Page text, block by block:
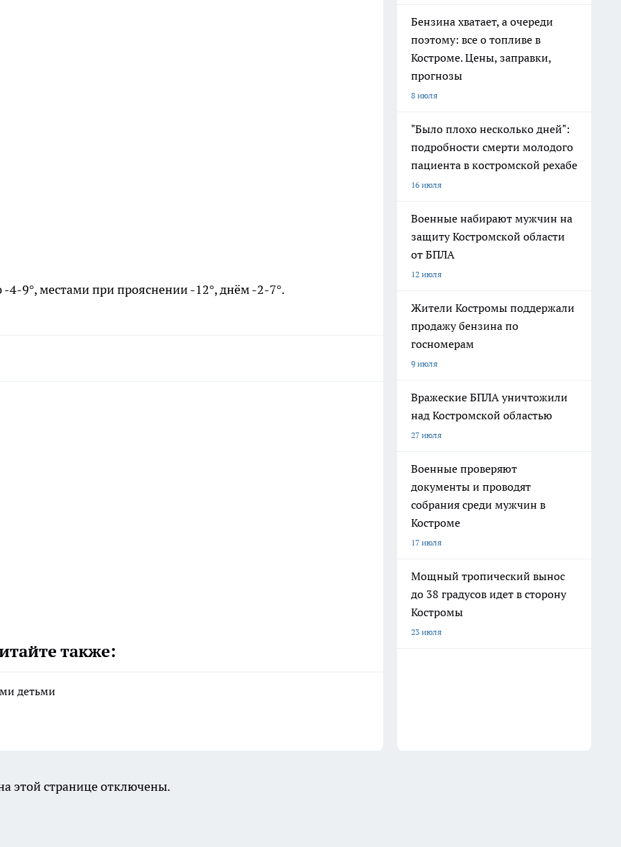
4-9°, местами при прояснении -12°, днём -2-7°.
также:
детьми
Бензина хватает, а очереди
поэтому: все о топливе в
Костроме. Цены, заправки,
прогнозы
8 июля
"Было плохо несколько дней":
подробности смерти молодого
пациента в костромской рехабе
16 июля
Военные набирают мужчин на
защиту Костромской области
от БПЛА
12 июля
Жители Костромы поддержали
продажу бензина по
госномерам
9 июля
Вражеские БПЛА уничтожили
над Костромской областью
27 июля
Военные проверяют
документы и проводят
собрания среди мужчин в
Костроме
17 июля
Мощный тропический вынос
до 38 градусов идет в сторону
Костромы
23 июля
этой странице отключены.